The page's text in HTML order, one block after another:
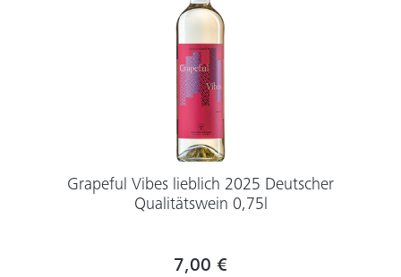
Grapeful Vibes lieblich 2025 Deutscher
Qualitätswein 0,75l
7,00 €